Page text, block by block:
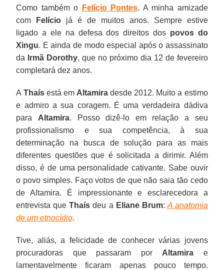
Como também o
Felício Pontes. A minha amizade
com
Felício já é de muitos anos. Sempre estive
ligado a ele na defesa dos direitos dos povos do
Xingu. E ainda de modo especial após o assassinato
da
Irmã Dorothy, que no próximo dia 12 de fevereiro
completará dez anos.
A Thaísestá em Altamiradesde 2012. Muito a estimo
e admiro a sua coragem. É uma verdadeira dádiva
para Altamira. Posso dizê-lo em relação a seu
profissionalismo e sua competência, à sua
determinação na busca de solução para as mais
diferentes questões que é solicitada a dirimir. Além
disso, é de uma personalidade cativante. Sabe ouvir
o povo simples. Faço votos de que não saia tão cedo
de Altamira. É impressionante e esclarecedora a
entrevista queThaís deu a Eliane Brum: A anatomia
de um etnocídio.
Tive, aliás, a felicidade de conhecer várias jovens
procuradoras que passaram por Altamira e
lamentavelmente ficaram apenas pouco tempo.